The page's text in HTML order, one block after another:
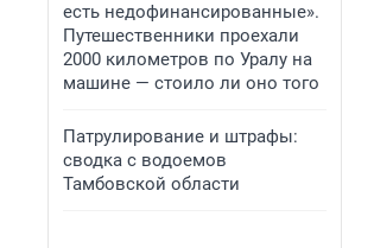
есть недофинансированные».
Путешественники проехали
2000 километров по Уралу на
машине — стоило ли оно того
Патрулирование и штрафы:
сводка с водоемов
Тамбовской области